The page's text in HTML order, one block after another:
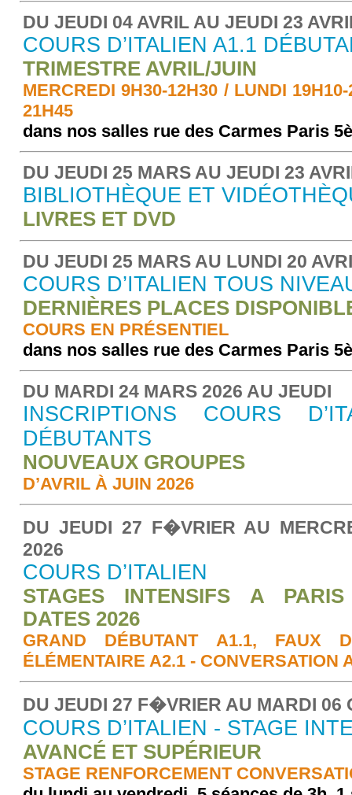
DU JEUDI 04 AVRIL AU JEUDI 23
COURS D’ITALIEN A1.1
TRIMESTRE AVRIL/JUIN
MERCREDI 9H30-12H30 / LUNDI
21H45
dans nos salles rue des Carmes Paris
DU JEUDI 25 MARS AU JEUDI 23
BIBLIOTHÈQUE ET
LIVRES ET DVD
DU JEUDI 25 MARS AU LUNDI 20
COURS D’ITALIEN TOUS
DERNIÈRES PLACES
COURS EN PRÉSENTIEL
dans nos salles rue des Carmes Paris
DU MARDI 24 MARS 2026 AU JEUDI
INSCRIPTIONS COURS
DÉBUTANTS
NOUVEAUX GROUPES
D’AVRIL À JUIN 2026
DU JEUDI 27 F�VRIER AU
2026
COURS D’ITALIEN
STAGES INTENSIFS A
DATES 2026
GRAND DÉBUTANT A1.1, FAUX
ÉLÉMENTAIRE A2.1 - CONVERSATION
DU JEUDI 27 F�VRIER AU MARDI 06
COURS D’ITALIEN - STAGE
AVANCÉ ET SUPÉRIEUR
STAGE RENFORCEMENT